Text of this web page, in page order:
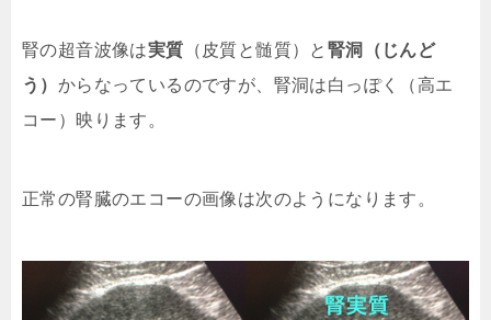
腎の超音波像は実質 （皮質と髄質）と 腎洞（じんど
う） からなっているのですが、腎洞は白っぽく（高エ
コー）映ります。
正常の腎臓のエコーの画像は次のようになります。